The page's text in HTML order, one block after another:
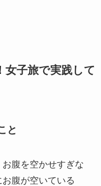
女子旅で実践して
と
腹を空かせすぎな
腹が空いている